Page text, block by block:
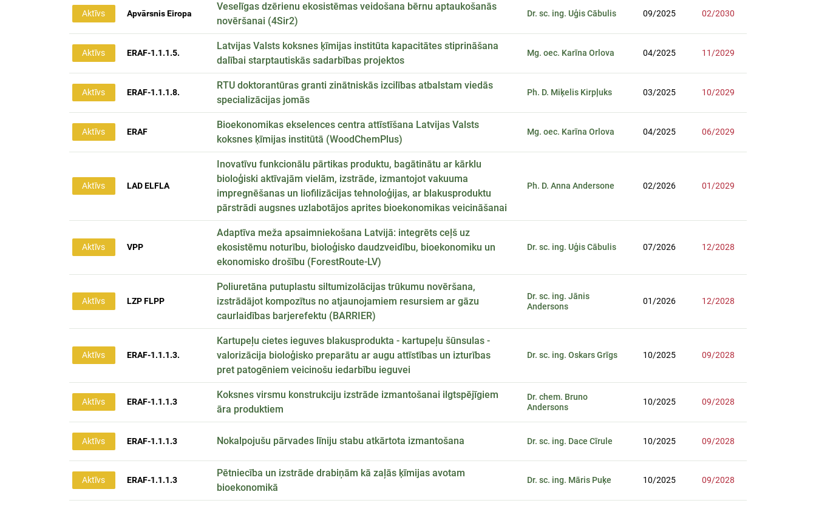
Aktīvs Apvārsnis Eiropa
Veselīgas dzērienu ekosistēmas veidošana bērnu aptaukošanās
novēršanai (4Sir2)
Dr. sc. ing. Uģis Cābulis 09/2025 02/2030
Aktīvs ERAF-1.1.1.5.
Latvijas Valsts koksnes ķīmijas institūta kapacitātes stiprināšana
dalībai starptautiskās sadarbības projektos
Mg. oec. Karīna Orlova 04/2025 11/2029
Aktīvs ERAF-1.1.1.8.
RTU doktorantūras granti zinātniskās izcilības atbalstam viedās
specializācijas jomās
Ph. D. Miķelis Kirpļuks 03/2025 10/2029
Aktīvs ERAF
Bioekonomikas ekselences centra attīstīšana Latvijas Valsts
koksnes ķīmijas institūtā (WoodChemPlus)
Mg. oec. Karīna Orlova 04/2025 06/2029
Aktīvs LAD ELFLA
Inovatīvu funkcionālu pārtikas produktu, bagātinātu ar kārklu
bioloģiski aktīvajām vielām, izstrāde, izmantojot vakuuma
impregnēšanas un liofilizācijas tehnoloģijas, ar blakusproduktu
pārstrādi augsnes uzlabotājos aprites bioekonomikas veicināšanai
Ph. D. Anna Andersone 02/2026 01/2029
Aktīvs VPP
Adaptīva meža apsaimniekošana Latvijā: integrēts ceļš uz
ekosistēmu noturību, bioloģisko daudzveidību, bioekonomiku un
ekonomisko drošību (ForestRoute-LV)
Dr. sc. ing. Uģis Cābulis 07/2026 12/2028
Aktīvs LZP FLPP
Poliuretāna putuplastu siltumizolācijas trūkumu novēršana,
izstrādājot kompozītus no atjaunojamiem resursiem ar gāzu
caurlaidības barjerefektu (BARRIER)
Dr. sc. ing. Jānis
Andersons
01/2026 12/2028
Aktīvs ERAF-1.1.1.3.
Kartupeļu cietes ieguves blakusprodukta - kartupeļu šūnsulas -
valorizācija bioloģisko preparātu ar augu attīstības un izturības
pret patogēniem veicinošu iedarbību ieguvei
Dr. sc. ing. Oskars Grīgs 10/2025 09/2028
Aktīvs ERAF-1.1.1.3
Koksnes virsmu konstrukciju izstrāde izmantošanai ilgtspējīgiem
āra produktiem
Dr. chem. Bruno
Andersons
10/2025 09/2028
Aktīvs ERAF-1.1.1.3 Nokalpojušu pārvades līniju stabu atkārtota izmantošana Dr. sc. ing. Dace Cīrule 10/2025 09/2028
Aktīvs ERAF-1.1.1.3
Pētniecība un izstrāde drabiņām kā zaļās ķīmijas avotam
bioekonomikā
Dr. sc. ing. Māris Puķe 10/2025 09/2028